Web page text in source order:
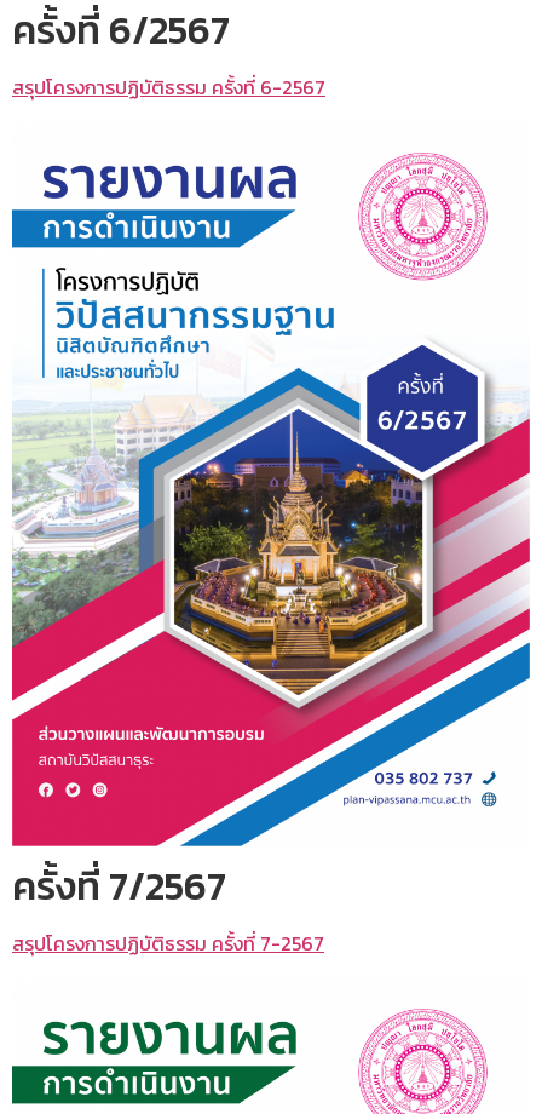
ครั้งที่ 6/2567
สรุปโครงการปฏิบัติธรรม ครั้งที่ 6-2567
ครั้งที่ 7/2567
สรุปโครงการปฏิบัติธรรม ครั้งที่ 7-2567